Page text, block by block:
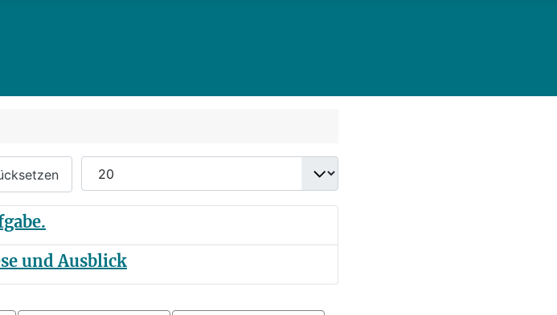
Anzeige #
und Ausblick